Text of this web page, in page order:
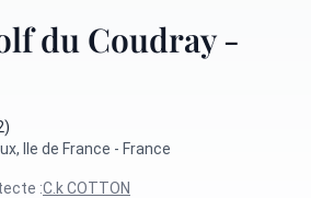
du Coudray -
Ile de France - France
:C.k COTTON